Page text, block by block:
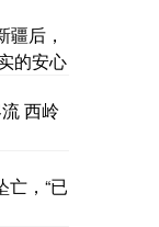
后，
的安心
西岭
亡，“已